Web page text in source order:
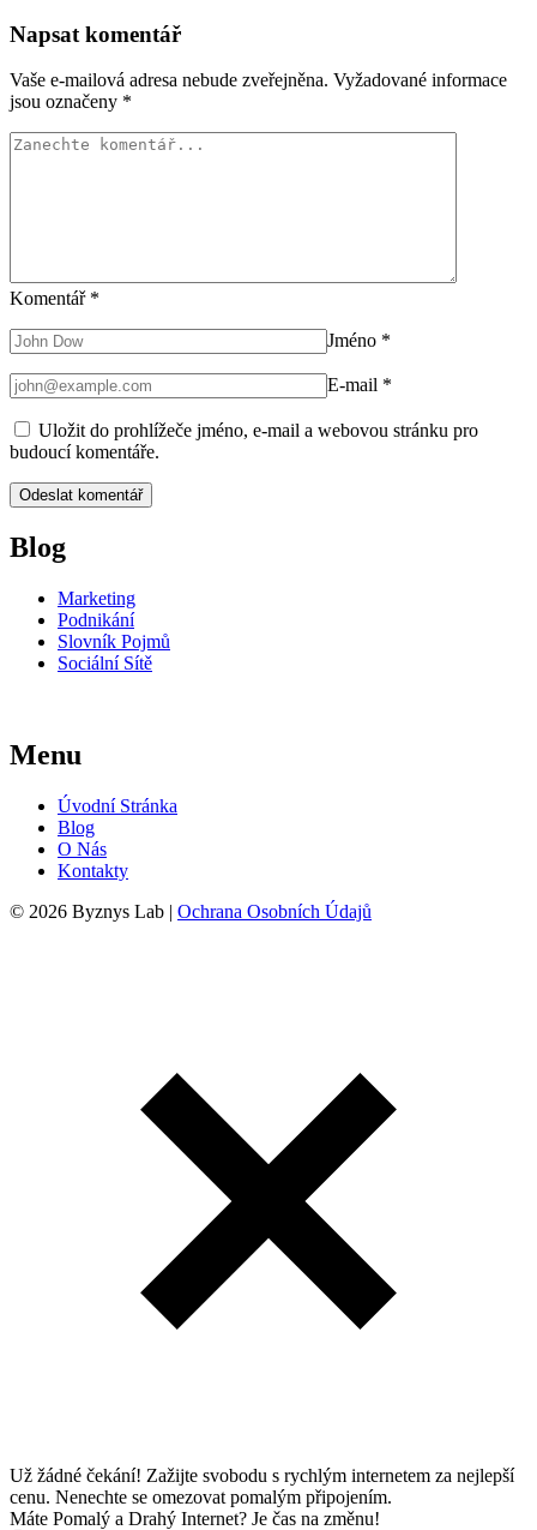
Napsat komentář
Vaše e-mailová adresa nebude zveřejněna. Vyžadované informace
jsou označeny *
Komentář *
Jméno *
E-mail *
Uložit do prohlížeče jméno, e-mail a webovou stránku pro
budoucí komentáře.
Blog
Marketing
Podnikání
Slovník Pojmů
Sociální Sítě
Menu
Úvodní Stránka
Blog
O Nás
Kontakty
© 2026 Byznys Lab | Ochrana Osobních Údajů
Už žádné čekání! Zažijte svobodu s rychlým internetem za nejlepší
cenu. Nenechte se omezovat pomalým připojením.
Máte Pomalý a Drahý Internet? Je čas na změnu!